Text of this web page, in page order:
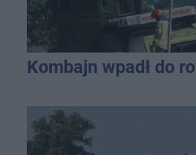
Kombajn wpadł do